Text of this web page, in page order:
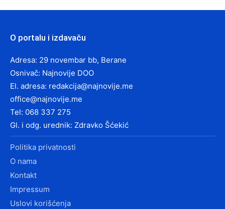
O portalu i izdavaču
Adresa: 29 novembar bb, Berane
Osnivač: Najnovije DOO
El. adresa: redakcija@najnovije.me
office@najnovije.me
Tel: 068 337 275
Gl. i odg. urednik: Zdravko Šćekić
Politika privatnosti
O nama
Kontakt
Impressum
Uslovi korišćenja